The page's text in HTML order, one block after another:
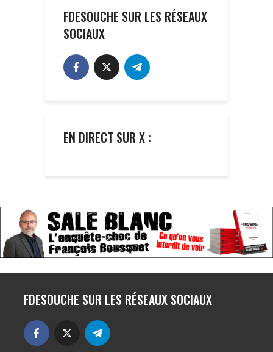
FDESOUCHE SUR LES RÉSEAUX
SOCIAUX
EN DIRECT SUR X :
FDESOUCHE SUR LES RÉSEAUX SOCIAUX